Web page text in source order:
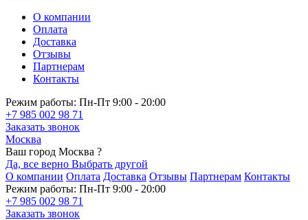
О компании
Оплата
Доставка
Отзывы
Партнерам
Контакты
Режим работы: Пн-Пт 9:00 - 20:00
+7 985 002 98 71
Заказать звонок
Москва
Ваш город Москва ?
Да, все верно Выбрать другой
О компании Оплата Доставка Отзывы Партнерам Контакты
Режим работы: Пн-Пт 9:00 - 20:00
+7 985 002 98 71
Заказать звонок